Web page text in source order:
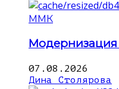
ММК
07.08.2026
Дина Столярова